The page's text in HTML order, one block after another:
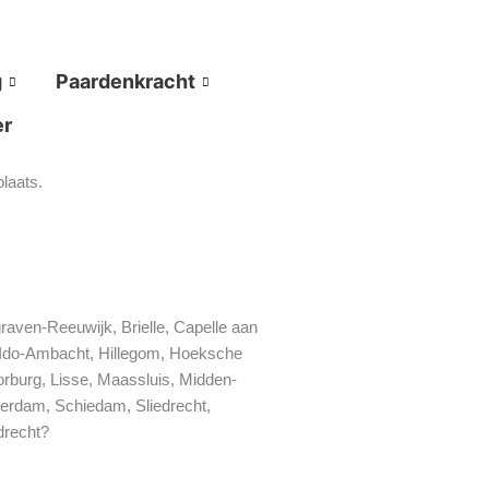
Paardenkracht
Reeuwijk, Brielle, Capelle aan
Ambacht, Hillegom, Hoeksche
Lisse, Maassluis, Midden-
Schiedam, Sliedrecht,